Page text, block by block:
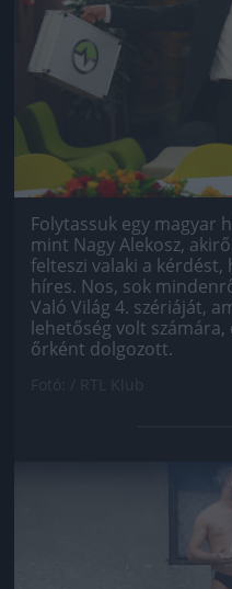
Folytassuk egy magyar
mint Nagy Alekosz,
felteszi valaki a
híres. Nos, sok
Való Világ 4. szériáját,
lehetőség volt
őrként dolgozott.
Jön